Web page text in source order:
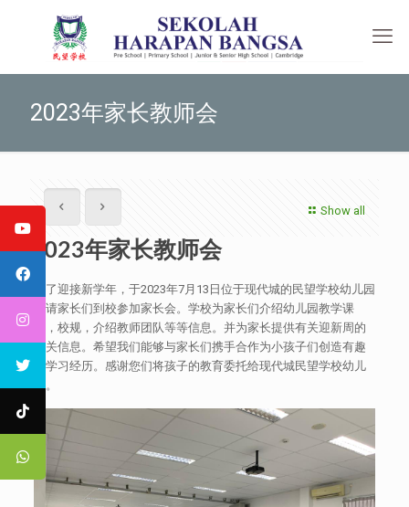
2023年家长教师会
Show all
2023年家长教师会
为了迎接新学年，于2023年7月13日位于现代城的民望学校幼儿园
邀请家长们到校参加家长会。学校为家长们介绍幼儿园教学课
程，校规，介绍教师团队等等信息。并为家长提供有关迎新周的
相关信息。希望我们能够与家长们携手合作为小孩子们创造有趣
的学习经历。感谢您们将孩子的教育委托给现代城民望学校幼儿
园。